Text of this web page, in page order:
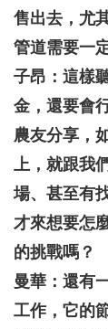
售出去，尤
管道需要一
子昂：這樣
金，還要會
農友分享，
上，就跟我
場、甚至有
才來想要怎
的挑戰嗎？
曼華：還有
工作，它的